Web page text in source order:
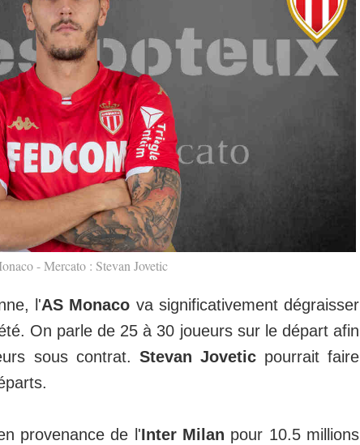
- Mercato : Stevan Jovetic
l'AS Monaco va significativement dégraisser
On parle de 25 à 30 joueurs sur le départ afin
sous contrat. Stevan Joveticpourrait faire
provenance de l'Inter Milan pour 10.5 millions